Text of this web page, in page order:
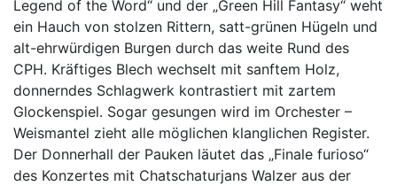
Legend of the Word“ und der „Green Hill Fantasy“ weht
ein Hauch von stolzen Rittern, satt-grünen Hügeln und
alt-ehrwürdigen Burgen durch das weite Rund des
CPH. Kräftiges Blech wechselt mit sanftem Holz,
donnerndes Schlagwerk kontrastiert mit zartem
Glockenspiel. Sogar gesungen wird im Orchester –
Weismantel zieht alle möglichen klanglichen Register.
Der Donnerhall der Pauken läutet das „Finale furioso“
des Konzertes mit Chatschaturjans Walzer aus der